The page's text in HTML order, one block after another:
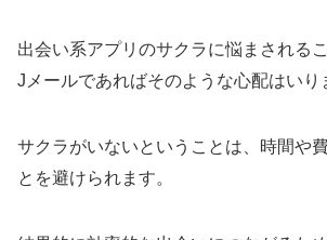
出会い系アプリのサクラに悩まされる
Jメールであればそのような心配はいり
サクラがいないということは、時間や
とを避けられます。